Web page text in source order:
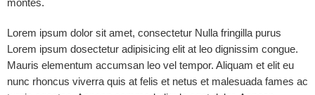
montes.
Lorem ipsum dolor sit amet, consectetur Nulla fringilla purus
Lorem ipsum dosectetur adipisicing elit at leo dignissim congue.
Mauris elementum accumsan leo vel tempor. Aliquam et elit eu
nunc rhoncus viverra quis at felis et netus et malesuada fames ac